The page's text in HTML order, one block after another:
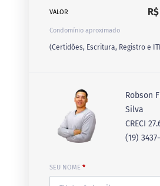
VALOR
Condomínio aproximado
(Certidões, Escritura, Registro e
Robson
Silva
CRECI
(19)
SEU NOME *